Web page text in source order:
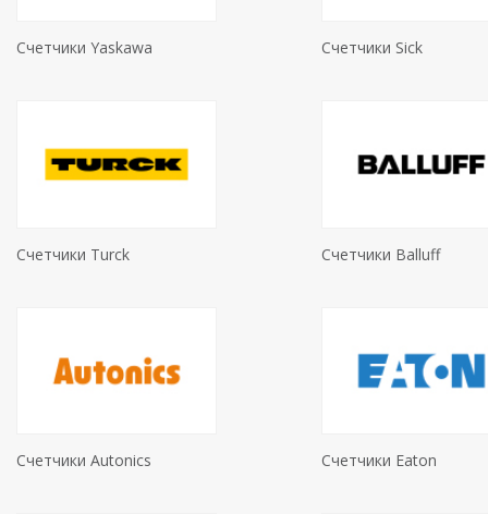
Счетчики Yaskawa Счетчики Sick
Счетчики Turck Счетчики Balluff
Счетчики Autonics Счетчики Eaton